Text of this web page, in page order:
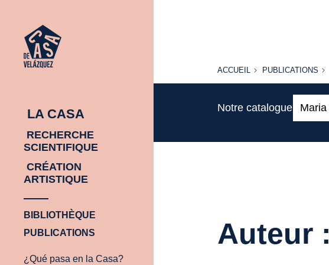
LA CASA
RECHERCHE
SCIENTIFIQUE
CRÉATION
ARTISTIQUE
BIBLIOTHÈQUE
PUBLICATIONS
¿Qué pasa en la Casa?
ACCUEIL
ACCUEIL PUBLICATIONS
PUBLICATIONS
Notre catalogue:
Auteur :